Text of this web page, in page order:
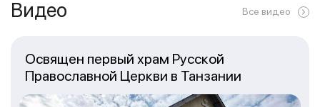
Видео Все видео
Освящен первый храм Русской
Православной Церкви в Танзании